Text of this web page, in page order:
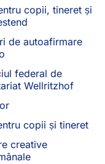
copii, tineret și
de autoafirmare
federal de
Wellritzhof
copii și tineret
creative